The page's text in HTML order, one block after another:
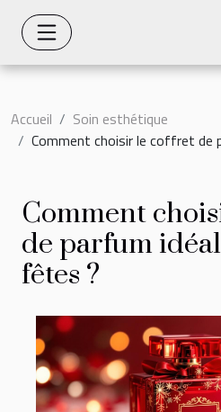
Accueil
Soin esthétique
Comment choisir le coffret de
Comment
de parfum
fêtes ?